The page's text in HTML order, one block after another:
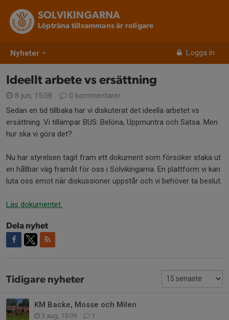
Nyheter Logga in
SOLVIKINGARNA
Löpträna tillsammans är roligare
Ideellt arbete vs ersättning
8 jun, 15:08
0 kommentarer
Sedan en tid tillbaka har vi diskuterat det ideella arbetet vs
ersättning. Vi tillämpar BUS: Belöna, Uppmuntra och Satsa. Men
hur ska vi göra det?
Nu har styrelsen tagit fram ett dokument som försöker staka ut
en hållbar väg framåt för oss i Solvikingarna. En plattform vi kan
luta oss emot när diskussioner uppstår och vi behöver ta beslut.
Läs dokumentet.
Dela nyhet
Tidigare nyheter
KM Backe, Mosse och Milen
3 aug, 15:09 1